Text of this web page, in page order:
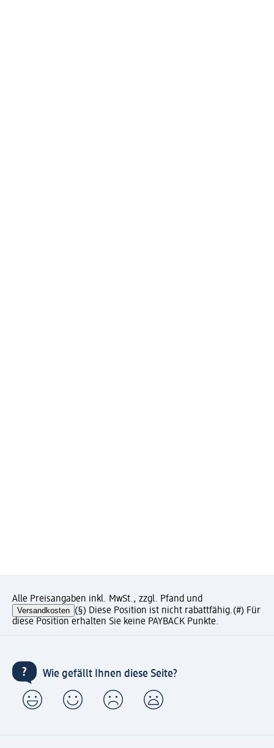
Alle Preisangaben inkl. MwSt., zzgl. Pfand und
Versandkosten (§) Diese Position ist nicht rabattfähig.(#) Für
diese Position erhalten Sie keine PAYBACK Punkte.
Wie gefällt Ihnen diese Seite?